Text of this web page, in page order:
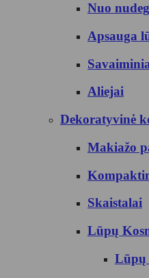
Nuo
Apsauga
Aliejai
Dekoratyvinė
Makiažo
Skaistalai
Lūpų
Lūpų